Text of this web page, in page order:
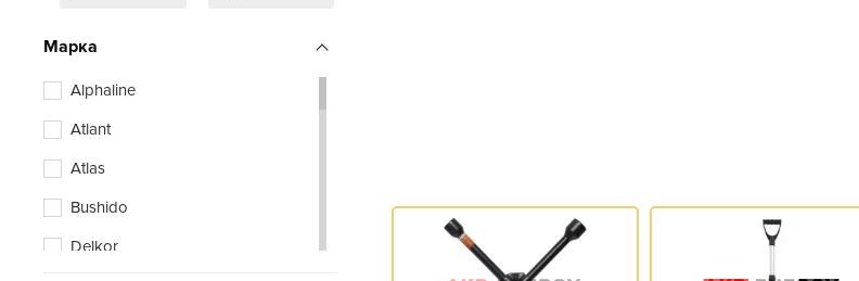
Марка
Alphaline
Atlant
Atlas
Bushido
Delkor